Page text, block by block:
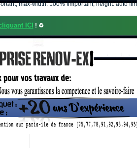
max-width: 100% !important; height: auto
ICI ! ♻️